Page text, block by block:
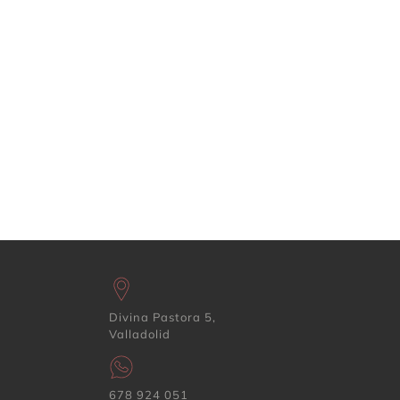
Divina Pastora 5,
Valladolid
678 924 051